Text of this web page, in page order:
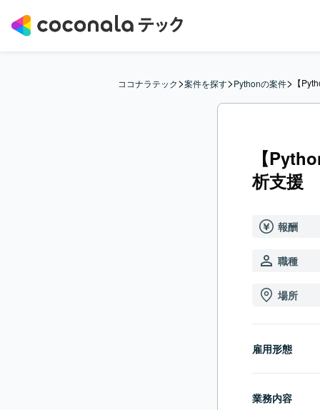
ココナラテック>案件を探す>Pythonの案件> 【
【
析支援
報酬
職種
場所
雇用形態
業務内容